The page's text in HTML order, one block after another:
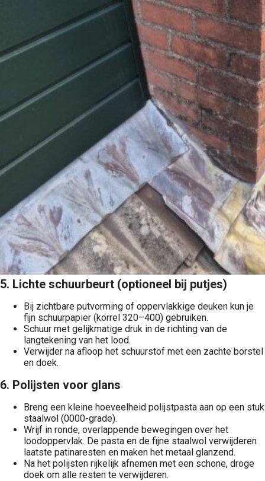
5. Lichte schuurbeurt (optioneel bij putjes)
Bij zichtbare putvorming of oppervlakkige deuken kun je
fijn schuurpapier (korrel 320–400) gebruiken.
Schuur met gelijkmatige druk in de richting van de
langtekening van het lood.
Verwijder na afloop het schuurstof met een zachte borstel
en doek.
6. Polijsten voor glans
Breng een kleine hoeveelheid polijstpasta aan op een stuk
staalwol (0000-grade).
Wrijf in ronde, overlappende bewegingen over het
loodoppervlak. De pasta en de fijne staalwol verwijderen
laatste patinaresten en maken het metaal glanzend.
Na het polijsten rijkelijk afnemen met een schone, droge
doek om alle resten te verwijderen.